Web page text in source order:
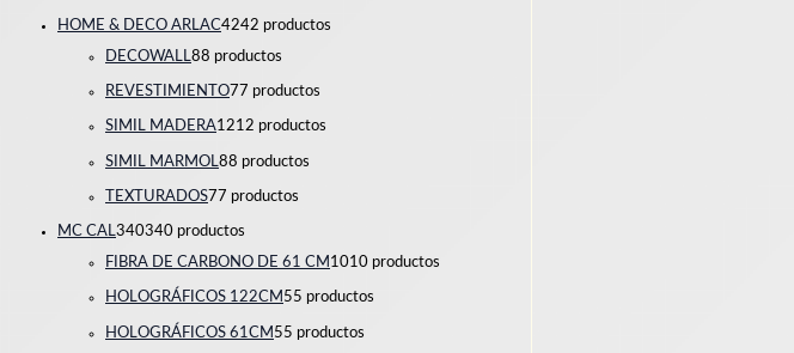
HOME & DECO ARLAC4242 productos
DECOWALL88 productos
REVESTIMIENTO77 productos
SIMIL MADERA1212 productos
SIMIL MARMOL88 productos
TEXTURADOS77 productos
MC CAL340340 productos
FIBRA DE CARBONO DE 61 CM 1010 productos
HOLOGRÁFICOS 122CM 55 productos
HOLOGRÁFICOS 61CM 55 productos